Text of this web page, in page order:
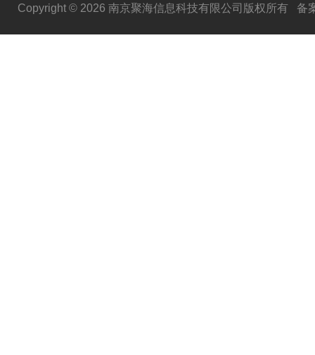
Copyright © 2026 南京聚海信息科技有限公司版权所有 备